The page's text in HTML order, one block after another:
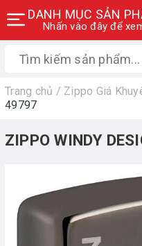
DANH MỤC SẢN
Nhấn vào đây để
Trang chủ / Zippo Giá
49797
ZIPPO WINDY